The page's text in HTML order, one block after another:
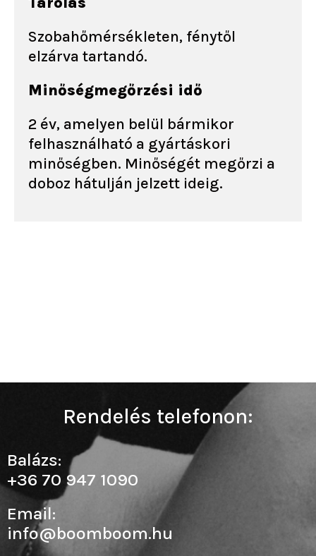
Szobahőmérsékleten, fénytől
elzárva tartandó.
Minőségmegőrzési idő
2 év, amelyen belül bármikor
felhasználható a gyártáskori
minőségben. Minőségét megőrzi a
doboz hátulján jelzett ideig.
Rendelés telefonon:
Balázs:
+36 70 947 1090
Email:
info@boomboom.hu